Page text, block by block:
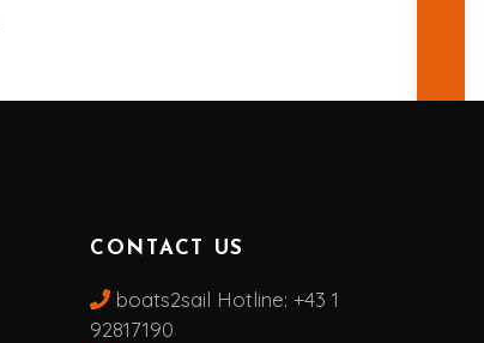
CONTACT US
boats2sail Hotline: +43 1
92817190